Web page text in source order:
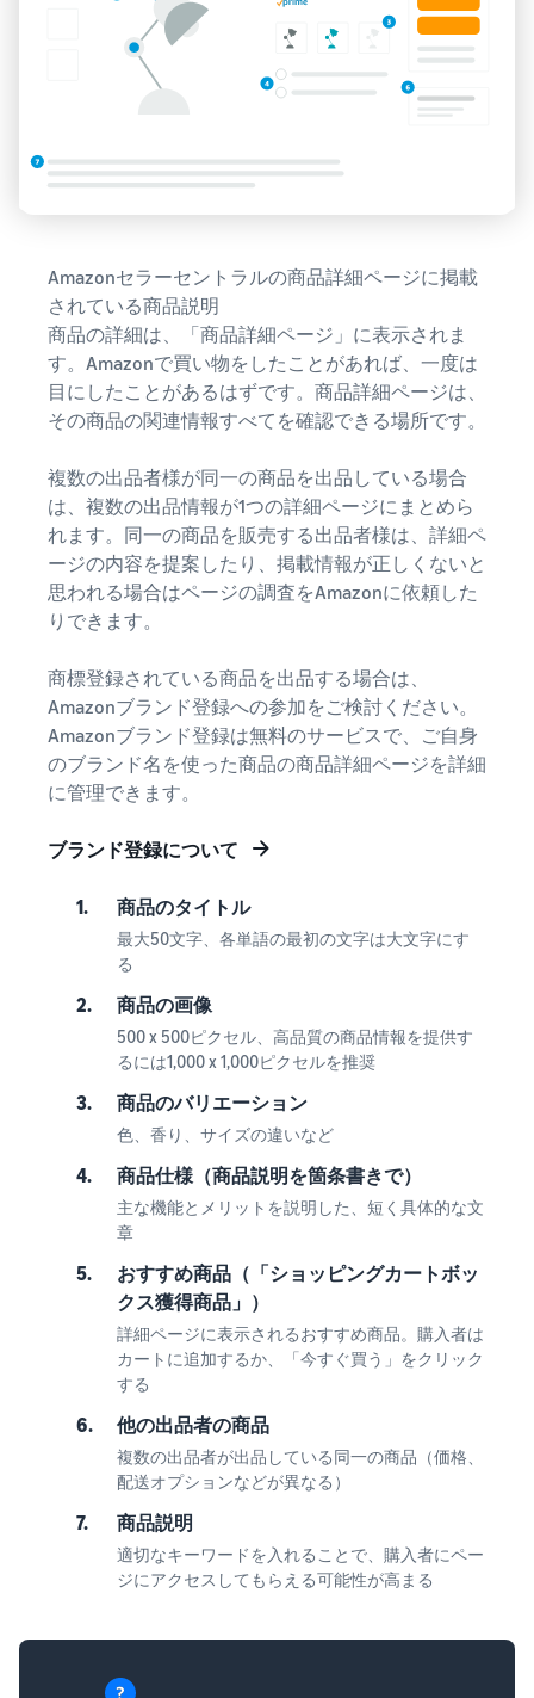
Amazonセラーセントラルの商品詳細ページに掲載
されている商品説明
商品の詳細は、「商品詳細ページ」に表示されま
す。Amazonで買い物をしたことがあれば、一度は
目にしたことがあるはずです。商品詳細ページは、
その商品の関連情報すべてを確認できる場所です。
複数の出品者様が同一の商品を出品している場合
は、複数の出品情報が1つの詳細ページにまとめら
れます。同一の商品を販売する出品者様は、詳細ペ
ージの内容を提案したり、掲載情報が正しくないと
思われる場合はページの調査をAmazonに依頼した
りできます。
商標登録されている商品を出品する場合は、
Amazonブランド登録への参加をご検討ください。
Amazonブランド登録は無料のサービスで、ご自身
のブランド名を使った商品の商品詳細ページを詳細
に管理できます。
ブランド登録について
1. 商品のタイトル
最大50文字、各単語の最初の文字は大文字にす
る
2. 商品の画像
500 x 500ピクセル、高品質の商品情報を提供す
るには1,000 x 1,000ピクセルを推奨
3. 商品のバリエーション
色、香り、サイズの違いなど
4. 商品仕様（商品説明を箇条書きで）
主な機能とメリットを説明した、短く具体的な文
章
5.
おすすめ商品（「ショッピングカートボッ
クス獲得商品」）
詳細ページに表示されるおすすめ商品。購入者は
カートに追加するか、「今すぐ買う」をクリック
する
6. 他の出品者の商品
複数の出品者が出品している同一の商品（価格、
配送オプションなどが異なる）
7. 商品説明
適切なキーワードを入れることで、購入者にペー
ジにアクセスしてもらえる可能性が高まる